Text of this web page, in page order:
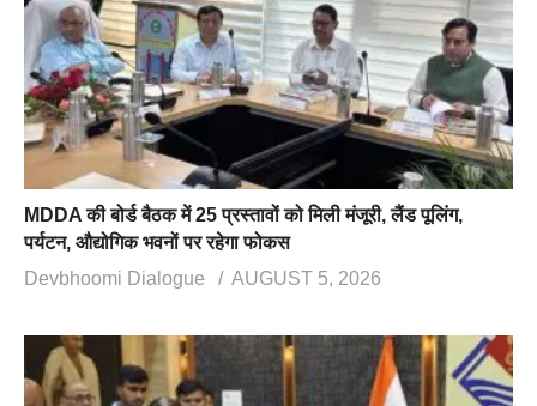
MDDA की बोर्ड बैठक में 25 प्रस्तावों को मिली मंजूरी, लैंड पूलिंग,
पर्यटन, औद्योगिक भवनों पर रहेगा फोकस
Devbhoomi Dialogue
AUGUST 5, 2026